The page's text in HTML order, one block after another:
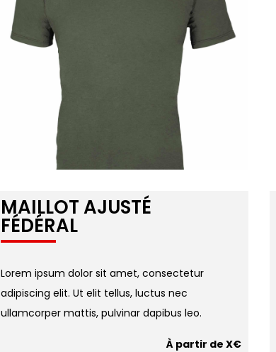
MAILLOT AJUSTÉ
FÉDÉRAL
Lorem ipsum dolor sit amet, consectetur
adipiscing elit. Ut elit tellus, luctus nec
ullamcorper mattis, pulvinar dapibus leo.
À partir de X€